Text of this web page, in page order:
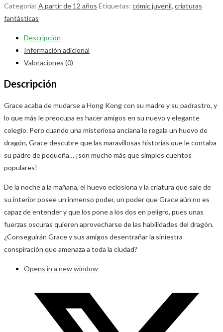
Categoría: A partir de 12 años Etiquetas: cómic juvenil, criaturas
fantásticas
Descripción
Información adicional
Valoraciones (0)
Descripción
Grace acaba de mudarse a Hong Kong con su madre y su padrastro, y
lo que más le preocupa es hacer amigos en su nuevo y elegante
colegio. Pero cuando una misteriosa anciana le regala un huevo de
dragón, Grace descubre que las maravillosas historias que le contaba
su padre de pequeña… ¡son mucho más que simples cuentos
populares!
De la noche a la mañana, el huevo eclosiona y la criatura que sale de
su interior posee un inmenso poder, un poder que Grace aún no es
capaz de entender y que los pone a los dos en peligro, pues unas
fuerzas oscuras quieren aprovecharse de las habilidades del dragón.
¿Conseguirán Grace y sus amigos desentrañar la siniestra
conspiración que amenaza a toda la ciudad?
Opens in a new window